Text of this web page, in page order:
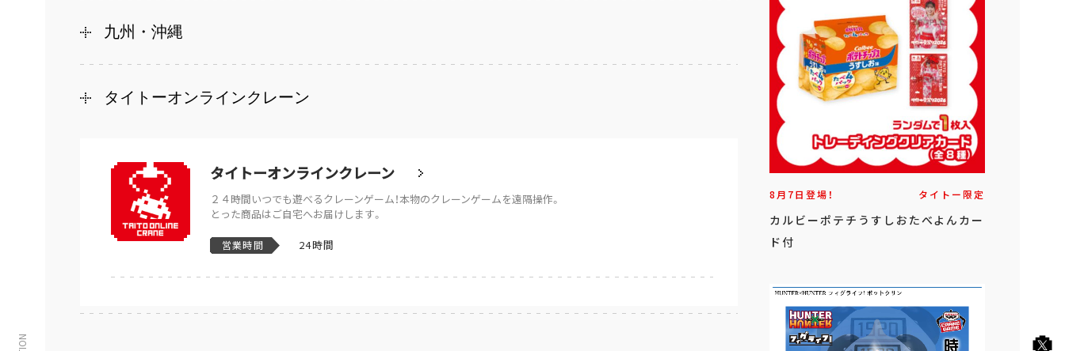
九州・沖縄
タイトーオンラインクレーン
タイトーオンラインクレーン
２４時間いつでも遊べるクレーンゲーム！本物のクレーンゲームを遠隔操作。
とった商品はご自宅へお届けします。
営業時間 24時間
8月7日登場！ タイトー限定
カルビーポテチうすしおたべよんカー
ド付